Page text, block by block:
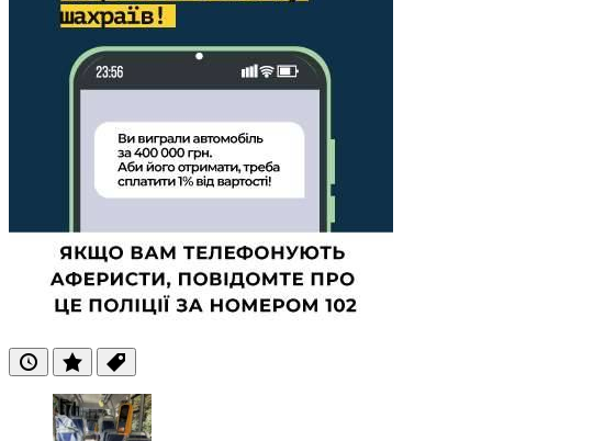
ОстанніПопулярні
Теги